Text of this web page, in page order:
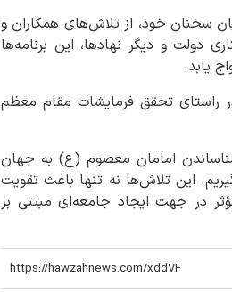
سخنان خود، از تلاش‌های همکاران و
دولت و دیگر نهادها، این برنامه‌ها
یابد.
راستای تحقق فرمایشات مقام معظم
امامان معصوم (ع) به جهان
این تلاش‌ها نه تنها باعث تقویت
در جهت ایجاد جامعه‌ای مبتنی بر